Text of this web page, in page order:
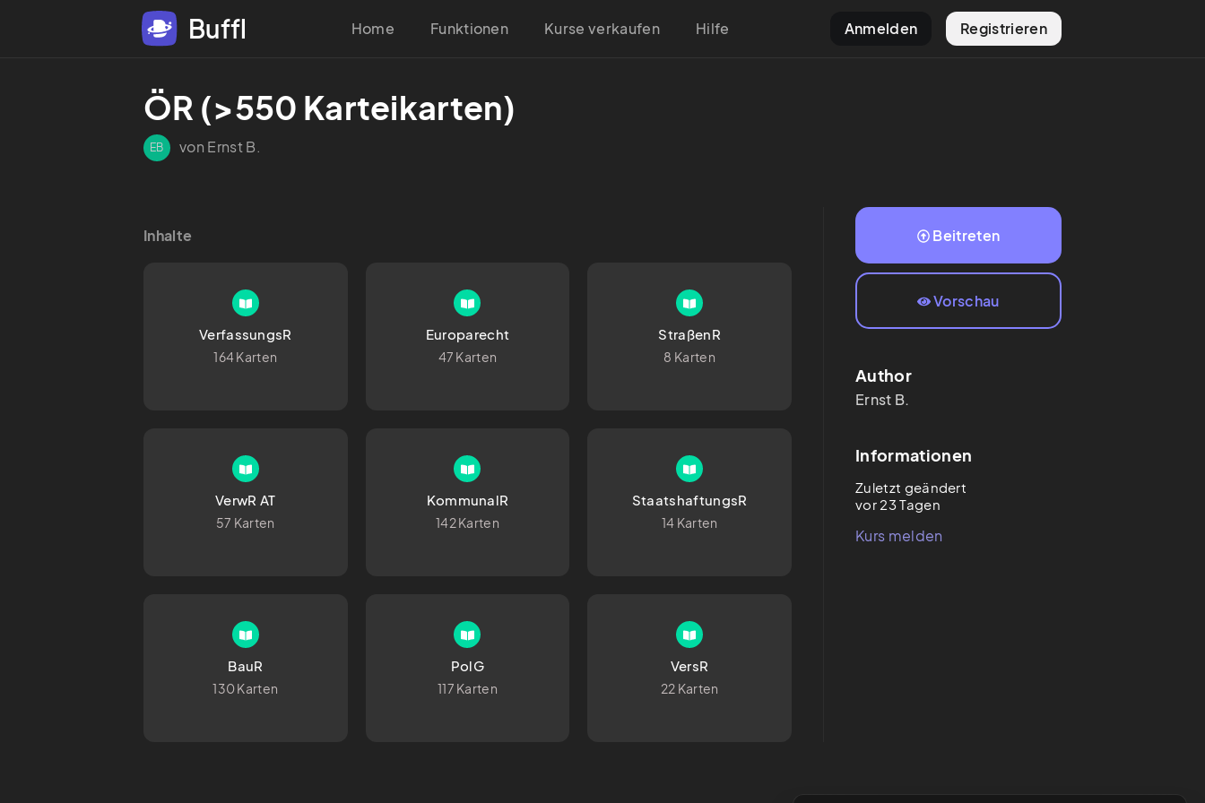
Buffl Home Funktionen Kurse verkaufen Hilfe Anmelden Registrieren
ÖR (>550 Karteikarten)
EB von Ernst B.
Inhalte
VerfassungsR
164 Karten
Europarecht
47 Karten
StraßenR
8 Karten
VerwR AT
57 Karten
KommunalR
142 Karten
StaatshaftungsR
14 Karten
BauR
130 Karten
PolG
117 Karten
VersR
22 Karten
Beitreten
Vorschau
Author
Ernst B.
Informationen
Zuletzt geändert
vor 23 Tagen
Kurs melden